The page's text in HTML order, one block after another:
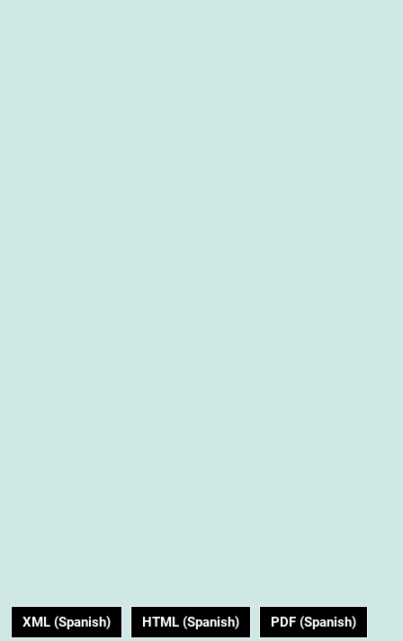
XML (Spanish) HTML (Spanish) PDF (Spanish)